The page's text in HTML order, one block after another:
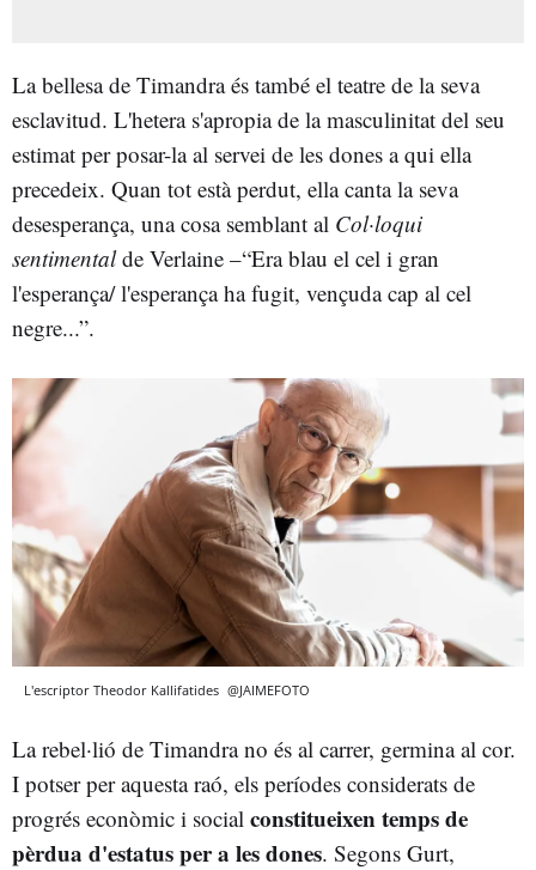
La bellesa de Timandra és també el teatre de la seva
esclavitud. L'hetera s'apropia de la masculinitat del seu
estimat per posar-la al servei de les dones a qui ella
precedeix. Quan tot està perdut, ella canta la seva
desesperança, una cosa semblant al Col·loqui
sentimentalde Verlaine –“Era blau el cel i gran
l'esperança/ l'esperança ha fugit, vençuda cap al cel
negre...”.
L'escriptor Theodor Kallifatides @JAIMEFOTO
La rebel·lió de Timandra no és al carrer, germina al cor.
I potser per aquesta raó, els períodes considerats de
progrés econòmic i social constitueixen temps de
pèrdua d'estatus per a les dones. Segons Gurt,